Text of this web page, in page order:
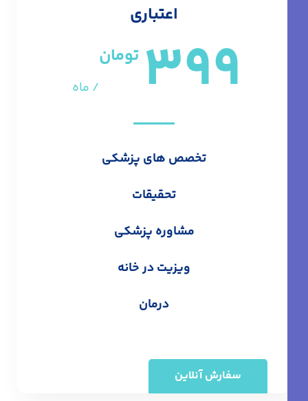
اعتباری
399تومان
/ ماه
تخصص های پزشکی
تحقیقات
مشاوره پزشکی
ویزیت در خانه
درمان
سفارش آنلاین